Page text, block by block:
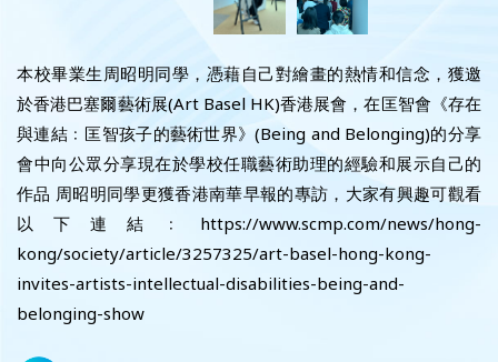
本校畢業生周昭明同學，憑藉自己對繪畫的熱情和信念，獲邀
於香港巴塞爾藝術展(Art Basel HK)香港展會，在匡智會《存在
與連結﹕匡智孩子的藝術世界》(Being and Belonging)的分享
會中向公眾分享現在於學校任職藝術助理的經驗和展示自己的
作品 周昭明同學更獲香港南華早報的專訪，大家有興趣可觀看
以下連結﹕https://www.scmp.com/news/hong-
kong/society/article/3257325/art-basel-hong-kong-
invites-artists-intellectual-disabilities-being-and-
belonging-show